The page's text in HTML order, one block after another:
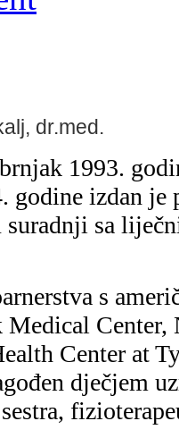
dr.med.
1993.
godine izdan
sa
s
Center,
Center at
dječjem